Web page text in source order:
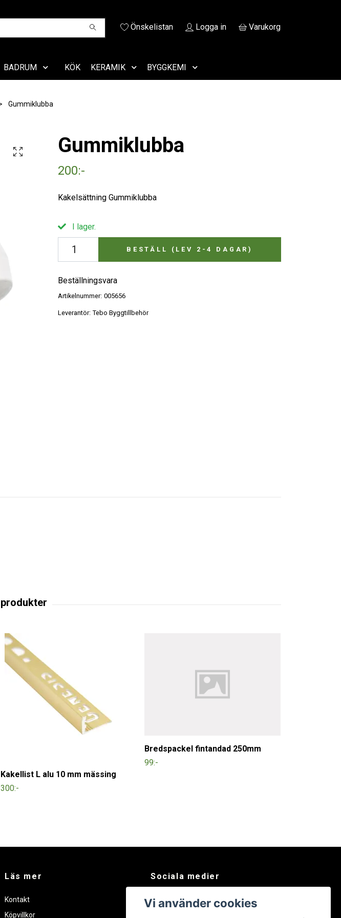
Önskelistan Logga in Varukorg
BADRUM KÖK KERAMIK BYGGKEMI
Gummiklubba
Gummiklubba
200:-
Kakelsättning Gummiklubba
I lager.
BESTÄLL (LEV 2-4 DAGAR)
Beställningsvara
Artikelnummer: 005656
Leverantör: Tebo Byggtillbehör
Kakellist L alu 10 mm mässing
300:-
Bredspackel fintandad 250mm
99:-
Läs mer
Kontakt
Köpvillkor
Sociala medier
Facebook
Vi använder cookies